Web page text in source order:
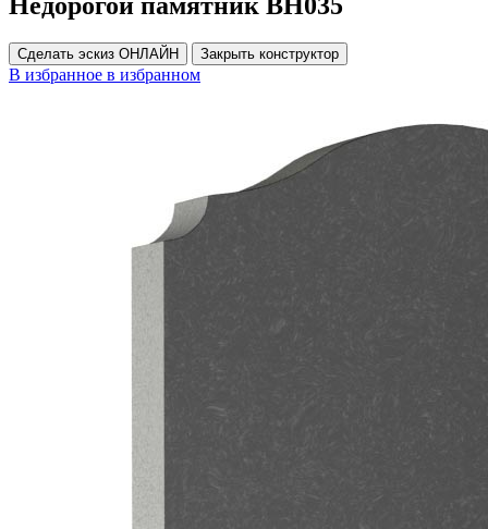
Недорогой памятник ВН035
Сделать эскиз ОНЛАЙН Закрыть конструктор
В избранное в избранном